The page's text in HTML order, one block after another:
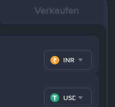
Verkaufen
INR
USDT